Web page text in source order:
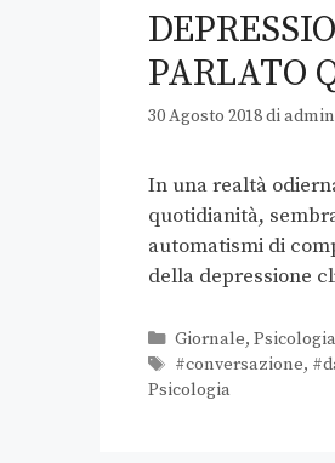
PARLATO
30 Agosto 2018diadmin
In una realtà
quotidianità,
automatismi di
della depressione
Giornale, Psicologia
#conversazione,
Psicologia